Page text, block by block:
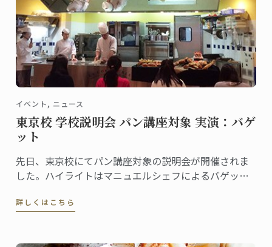
イベント, ニュース
東京校 学校説明会 パン講座対象 実演：バゲ
ット
先日、東京校にてパン講座対象の説明会が開催されま
した。ハイライトはマニュエルシェフによるバゲット
詳しくはこちら